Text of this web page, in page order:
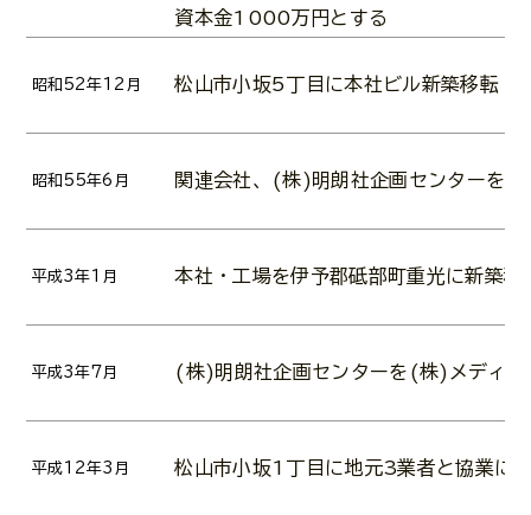
資本金1000万円とする
昭和52年12月 松山市小坂5丁目に本社ビル新築移転
昭和55年6月 関連会社、(株)明朗社企画センターを設
平成3年1月 本社・工場を伊予郡砥部町重光に新築移
平成3年7月 (株)明朗社企画センターを(株)メディッ
平成12年3月 松山市小坂1丁目に地元3業者と協業に